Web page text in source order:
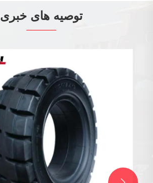
توصیه های خبری
باید لاستیک های موتورسیکلت خود را
تعویض کنید
بیشتر ببینید >>